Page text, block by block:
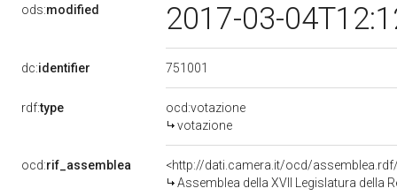
ods:modified 2017-03-
dc:identifier 751001
rdf:type
ocd:votazione
votazione
ocd:rif_assemblea
<http://dati.camera.it/ocd/
Assemblea della XVII Legislatura della